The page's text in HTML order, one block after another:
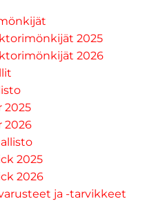
2025
2026
2025
2026
2025
2026
ja -tarvikkeet